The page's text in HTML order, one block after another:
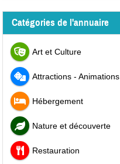
Catégories de l'annuaire
Art et Culture
Attractions - Animations
Hébergement
Nature et découverte
Restauration